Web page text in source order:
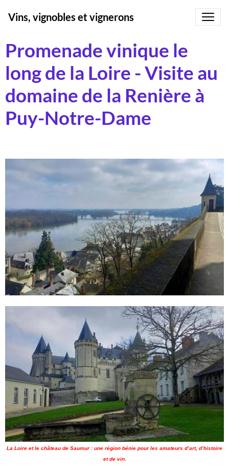
Vins, vignobles et vignerons
Promenade vinique le
long de la Loire - Visite au
domaine de la Renière à
Puy-Notre-Dame
La Loire et le château de Saumur : une région bénie pour les amateurs d’art, d’histoire
et de vin.